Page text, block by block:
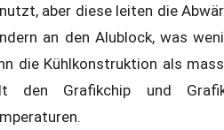
aber diese leiten die
an den Alublock, was
die Kühlkonstruktion als
den Grafikchip und